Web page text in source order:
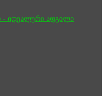
- იდეალური ადგილი